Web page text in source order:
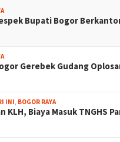
Bupati Bogor
Gerebek Gudang
INI, BOGOR RAYA
KLH, Biaya Masuk TNGHS